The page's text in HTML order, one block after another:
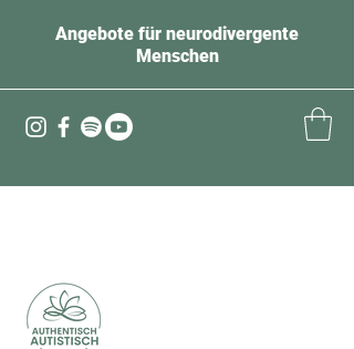
Angebote für neurodivergente
Menschen